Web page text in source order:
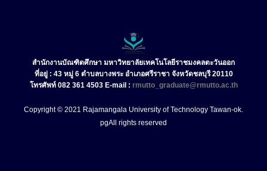
สำนักงานบัณฑิตศึกษา มหาวิทยาลัยเทคโนโลยีราชมงคลตะวันออก
ที่อยู่ : 43 หมู่ 6 ตำบลบางพระ อำเภอศรีราชา จังหวัดชลบุรี 20110
โทรศัพท์ 082 361 4503 E-mail : rmutto_graduate@rmutto.ac.th
Copyright © 2021 Rajamangala University of Technology Tawan-ok.
pgAll rights reserved